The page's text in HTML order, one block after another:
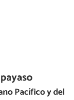
Pacífico y del